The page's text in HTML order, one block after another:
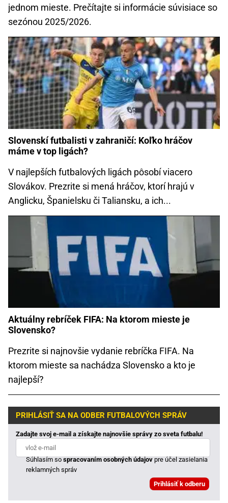
jednom mieste. Prečítajte si informácie súvisiace so
sezónou 2025/2026.
Slovenskí futbalisti v zahraničí: Koľko hráčov
máme v top ligách?
V najlepších futbalových ligách pôsobí viacero
Slovákov. Prezrite si mená hráčov, ktorí hrajú v
Anglicku, Španielsku či Taliansku, a ich...
Aktuálny rebríček FIFA: Na ktorom mieste je
Slovensko?
Prezrite si najnovšie vydanie rebríčka FIFA. Na
ktorom mieste sa nachádza Slovensko a kto je
najlepší?
PRIHLÁSIŤ SA NA ODBER FUTBALOVÝCH SPRÁV
Zadajte svoj e-mail a získajte najnovšie správy zo sveta futbalu!
Súhlasím sospracovaním osobných údajovpre účel zasielania
reklamných správ